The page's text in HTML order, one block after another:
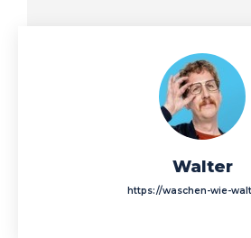
Walter
https://waschen-wie-